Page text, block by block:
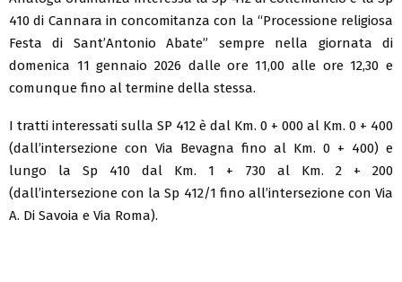
410 di Cannara in concomitanza con la “Processione religiosa
Festa di Sant’Antonio Abate” sempre nella giornata di
domenica 11 gennaio 2026 dalle ore 11,00 alle ore 12,30 e
comunque fino al termine della stessa.
I tratti interessati sulla SP 412 è dal Km. 0 + 000 al Km. 0 + 400
(dall’intersezione con Via Bevagna fino al Km. 0 + 400) e
lungo la Sp 410 dal Km. 1 + 730 al Km. 2 + 200
(dall’intersezione con la Sp 412/1 fino all’intersezione con Via
A. Di Savoia e Via Roma).